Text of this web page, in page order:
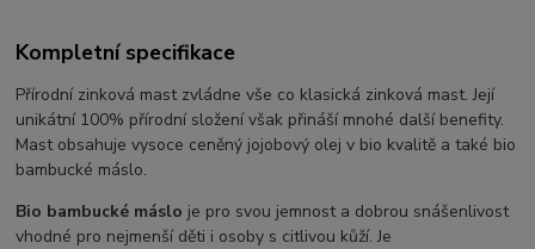
Kompletní specifikace
Přírodní zinková mast zvládne vše co klasická zinková mast. Její
unikátní 100% přírodní složení však přináší mnohé další benefity.
Mast obsahuje vysoce ceněný jojobový olej v bio kvalitě a také bio
bambucké máslo.
Bio bambucké máslo je pro svou jemnost a dobrou snášenlivost
vhodné pro nejmenší děti i osoby s citlivou kůží. Je